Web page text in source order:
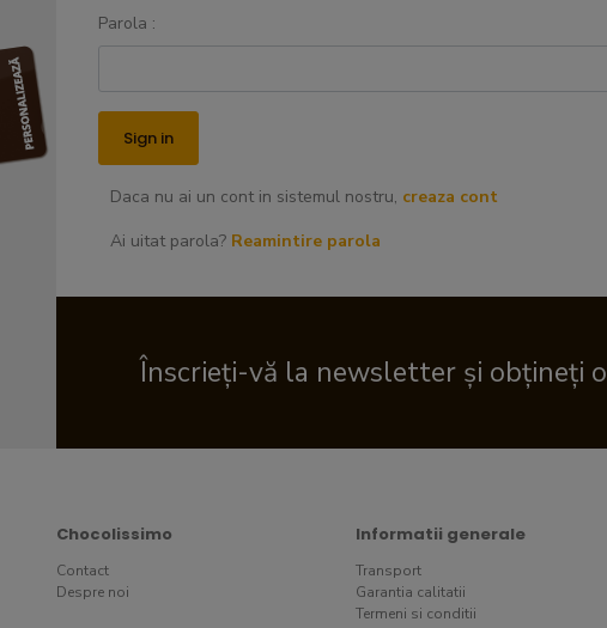
Parola :
Daca nu ai un cont in sistemul nostru, creaza cont
Ai uitat parola? Reamintire parola
Înscrieți-vă la newsletter și obțineți
Chocolissimo
Contact
Despre noi
Informatii generale
Transport
Garantia calitatii
Termeni si conditii